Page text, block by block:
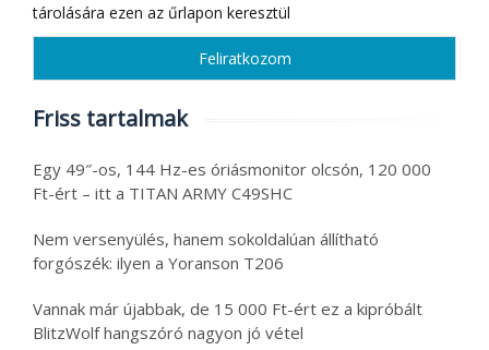
tárolására ezen az űrlapon keresztül
Friss tartalmak
Egy 49″-os, 144 Hz-es óriásmonitor olcsón, 120 000
Ft-ért – itt a TITAN ARMY C49SHC
Nem versenyülés, hanem sokoldalúan állítható
forgószék: ilyen a Yoranson T206
Vannak már újabbak, de 15 000 Ft-ért ez a kipróbált
BlitzWolf hangszóró nagyon jó vétel